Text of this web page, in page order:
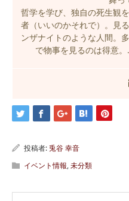
哲学を学び、独自の死生観
者（いいのかそれで）。見
ンザナイトのような人間。
で物事を見るのは得意
投稿者:兎谷 幸音
イベント情報,未分類